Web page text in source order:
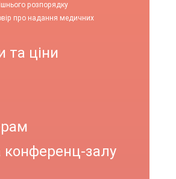
розпорядку
про надання медичних
та ціни
конференц-залу